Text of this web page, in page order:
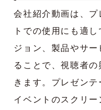
会社紹介動画は、
トでの使用にも適
ジョン、製品やサー
ることで、視聴者
きます。プレゼン
イベントのスクリ